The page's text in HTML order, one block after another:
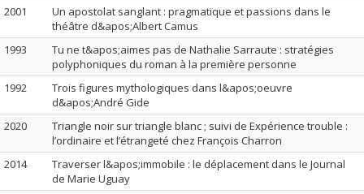
2001
Un apostolat sanglant : pragmatique et passions dans le
théâtre d&apos;Albert Camus
1993
Tu ne t&apos;aimes pas de Nathalie Sarraute : stratégies
polyphoniques du roman à la première personne
1992
Trois figures mythologiques dans l&apos;oeuvre
d&apos;André Gide
2020
Triangle noir sur triangle blanc ; suivi de Expérience trouble :
l’ordinaire et l’étrangeté chez François Charron
2014
Traverser l&apos;immobile : le déplacement dans le Journal
de Marie Uguay